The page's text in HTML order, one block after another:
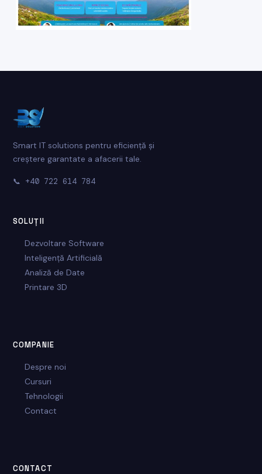
Smart IT solutions pentru eficiență și
creștere garantate a afacerii tale.
📞 +40 722 614 784
SOLUȚII
Dezvoltare Software
Inteligență Artificială
Analiză de Date
Printare 3D
COMPANIE
Despre noi
Cursuri
Tehnologii
Contact
CONTACT